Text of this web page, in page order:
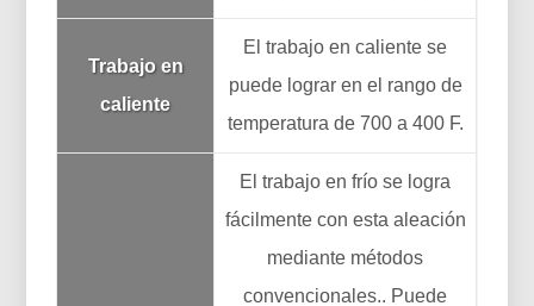
Trabajo en
caliente
El trabajo en caliente se
puede lograr en el rango de
temperatura de 700 a 400 F.
El trabajo en frío se logra
fácilmente con esta aleación
mediante métodos
convencionales.. Puede